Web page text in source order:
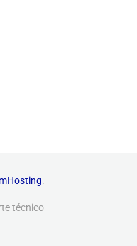
.
técnico